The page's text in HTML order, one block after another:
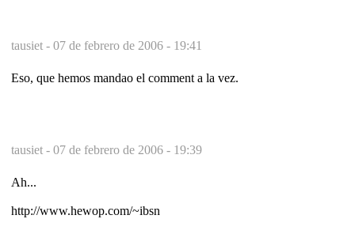
tausiet - 07 de febrero de 2006 - 19:41
Eso, que hemos mandao el comment a la vez.
tausiet - 07 de febrero de 2006 - 19:39
Ah...
http://www.hewop.com/~ibsn